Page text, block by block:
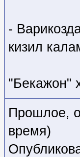
-
кизил
"Бекажон"
Прошлое,
время)